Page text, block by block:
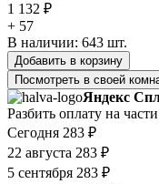
1 132 ₽
+ 57
В наличии: 643 шт.
Добавить в корзину
Посмотреть в своей
Яндекс
Разбить оплату на
Сегодня 283 ₽
22 августа 283 ₽
5 сентября 283 ₽